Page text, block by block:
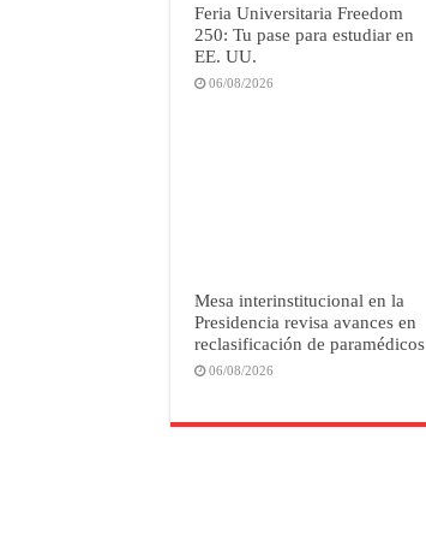
Feria Universitaria Freedom
250: Tu pase para estudiar en
EE. UU.
06/08/2026
Mesa interinstitucional en la
Presidencia revisa avances en
reclasificación de paramédicos
06/08/2026